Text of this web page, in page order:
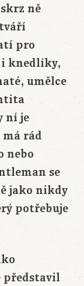
ně
pro
i knedlíky,
umělce
ní je
rád
nebo
se
jako nikdy
potřebuje
představil